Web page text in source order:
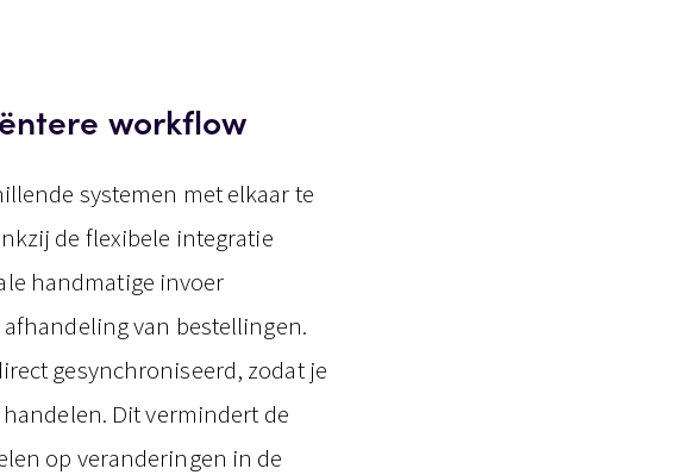
workflow
systemen met elkaar te
de flexibele integratie
handmatige invoer
van bestellingen.
gesynchroniseerd, zodat je
Dit vermindert de
op veranderingen in de